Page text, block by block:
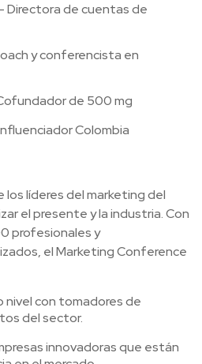
Directora de cuentas de
y conferencista en
de 500 mg
Colombia
líderes del marketing del
el presente y la industria. Con
profesionales y
el Marketing Conference
con tomadores de
del sector.
innovadoras que están